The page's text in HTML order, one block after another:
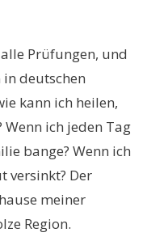
Prüfungen, und
deutschen
kann ich heilen,
ich jeden Tag
bange? Wenn ich
versinkt? Der
meiner
Region.